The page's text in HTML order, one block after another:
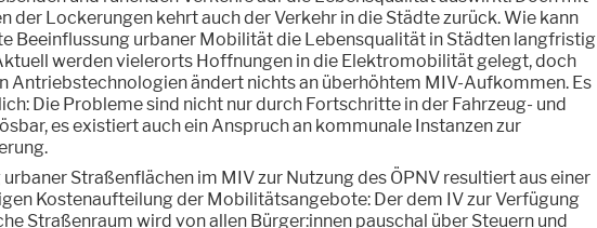
der Lockerungen kehrt auch der Verkehr in die Städte zurück. Wie kann
Beeinflussung urbaner Mobilität die Lebensqualität in Städten langfristig
werden vielerorts Hoffnungen in die Elektromobilität gelegt, doch
Antriebstechnologien ändert nichts an überhöhtem MIV-Aufkommen. Es
Die Probleme sind nicht nur durch Fortschritte in der Fahrzeug- und
es existiert auch ein Anspruch an kommunale Instanzen zur
Straßenflächen im MIV zur Nutzung des ÖPNV resultiert aus einer
Kostenaufteilung der Mobilitätsangebote: Der dem IV zur Verfügung
Straßenraum wird von allen Bürger:innen pauschal über Steuern und